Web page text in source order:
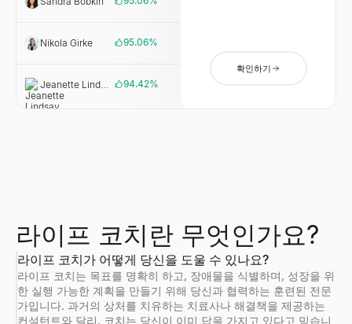
Nikola Girke 95.06%
Jeanette Lindsay 94.42%
professionals ready to invest in
exceptional living.
확인하기
라이프 코치란 무엇인가요?
라이프 코치가 어떻게 당신을 도울 수 있나요?
라이프 코치는 목표를 명확히 하고, 장애물을 식별하며, 성장을 위
한 실행 가능한 계획을 만들기 위해 당신과 협력하는 훈련된 전문
가입니다. 과거의 상처를 치유하는 치료사나 해결책을 제공하는
컨설턴트와 달리, 코치는 당신이 이미 답을 가지고 있다고 믿습니